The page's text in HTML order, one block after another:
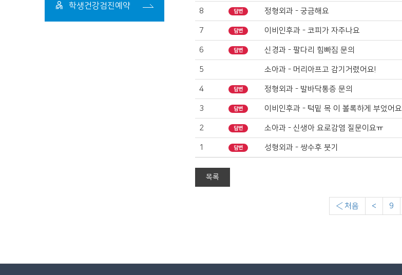
학생건강검진예약
8 답변 정형외과 - 궁금해요
7 답변 이비인후과 - 코피가 자주나요
6 답변 신경과 - 팔다리 힘빠짐 문의
5 소아과 - 머리아프고 감기거렸어요!
4 답변 정형외과 - 발바닥통증 문의
3 답변 이비인후과 - 턱밑 목 이 볼록하게 부었어요
2 답변 소아과 - 신생아 요로감염 질문이요ㅠ
1 답변 성형외과 - 쌍수후 붓기
목록
‹ 처음 < 9